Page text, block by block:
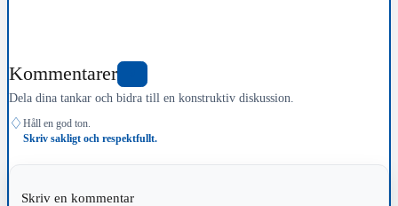
Kommentarer
Dela dina tankar och bidra till en konstruktiv diskussion.
♢ Håll en god ton.
Skriv sakligt och respektfullt.
Skriv en kommentar